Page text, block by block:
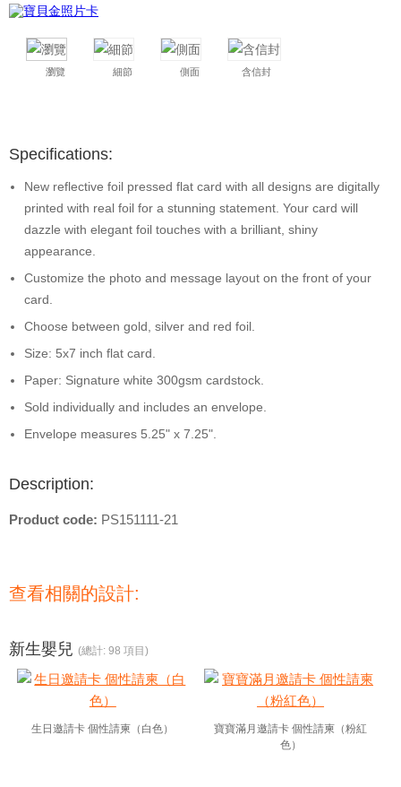
瀏覽 細節 側面 含信封
Specifications:
New reflective foil pressed flat card with all designs are digitally
printed with real foil for a stunning statement. Your card will
dazzle with elegant foil touches with a brilliant, shiny
appearance.
Customize the photo and message layout on the front of your
card.
Choose between gold, silver and red foil.
Size: 5x7 inch flat card.
Paper: Signature white 300gsm cardstock.
Sold individually and includes an envelope.
Envelope measures 5.25" x 7.25".
Description:
Product code: PS151111-21
查看相關的設計:
新生嬰兒 (總計: 98 項目)
生日邀請卡 個性請柬（白色）
寶寶滿月邀請卡 個性請柬（粉紅
色）